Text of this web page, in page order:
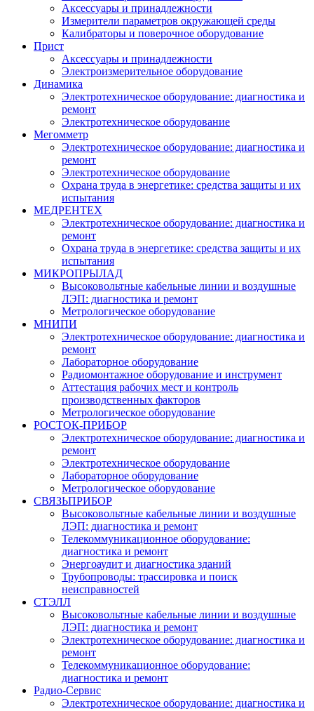
Аксессуары и принадлежности
Измерители параметров окружающей среды
Калибраторы и поверочное оборудование
Прист
Аксессуары и принадлежности
Электроизмерительное оборудование
Динамика
Электротехническое оборудование: диагностика и
ремонт
Электротехническое оборудование
Мегомметр
Электротехническое оборудование: диагностика и
ремонт
Электротехническое оборудование
Охрана труда в энергетике: средства защиты и их
испытания
МЕДРЕНТЕХ
Электротехническое оборудование: диагностика и
ремонт
Охрана труда в энергетике: средства защиты и их
испытания
МИКРОПРЫЛАД
Высоковольтные кабельные линии и воздушные
ЛЭП: диагностика и ремонт
Метрологическое оборудование
МНИПИ
Электротехническое оборудование: диагностика и
ремонт
Лабораторное оборудование
Радиомонтажное оборудование и инструмент
Аттестация рабочих мест и контроль
производственных факторов
Метрологическое оборудование
РОСТОК-ПРИБОР
Электротехническое оборудование: диагностика и
ремонт
Электротехническое оборудование
Лабораторное оборудование
Метрологическое оборудование
СВЯЗЬПРИБОР
Высоковольтные кабельные линии и воздушные
ЛЭП: диагностика и ремонт
Телекоммуникационное оборудование:
диагностика и ремонт
Энергоаудит и диагностика зданий
Трубопроводы: трассировка и поиск
неисправностей
СТЭЛЛ
Высоковольтные кабельные линии и воздушные
ЛЭП: диагностика и ремонт
Электротехническое оборудование: диагностика и
ремонт
Телекоммуникационное оборудование:
диагностика и ремонт
Радио-Cервис
Электротехническое оборудование: диагностика и